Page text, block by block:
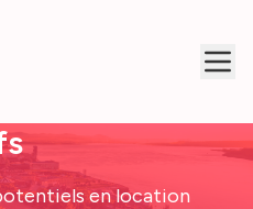
en location